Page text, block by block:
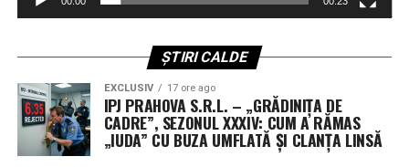
a convinge comisia de examinare că sunt apți, din punct
judecător. Rezultatul acestei zile va decide dacă „a doua
șansă” se va transforma într-o revenire oficială în sălile
de judecată. (Irinel I.).
ȘTIRI CALDE
EXCLUSIV 17 ore ago
IPJ PRAHOVA S.R.L. – „GRĂDINIȚA DE
CADRE”, SEZONUL XXXIV: CUM A RĂMAS
„IUDA” CU BUZA UMFLATĂ ȘI CLANȚA LINSĂ